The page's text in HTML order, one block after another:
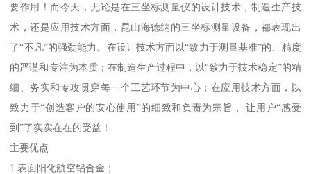
要作用！而今天，无论是在三坐标测量仪的设计技术，制造生产技
术，还是应用技术方面，昆山海德纳的三坐标测量设备，都表现出
了“不凡”的强劲能力。在设计技术方面以“致力于测量基准”的、精度
的严谨和专注为本质；在制造生产过程中，以“致力于技术稳定”的精
细、务实和专攻贯穿每一个工艺环节为中心；在应用技术方面，以
致力于“创造客户的安心使用”的细致和负责为宗旨， 让用户“感受
到”了实实在在的受益！
主要优点
1.表面阳化航空铝合金；